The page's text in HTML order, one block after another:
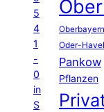
5
4
1
-
0
in
S
Oberbayern
Oder-
Pankow
Pflanzen